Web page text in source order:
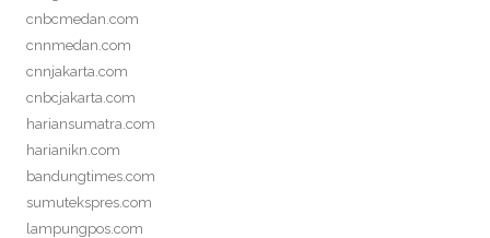
cnbcmedan.com
cnnmedan.com
cnnjakarta.com
cnbcjakarta.com
hariansumatra.com
harianikn.com
bandungtimes.com
sumutekspres.com
lampungpos.com